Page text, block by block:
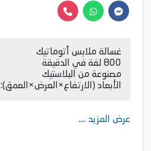
غسالة ملابس أتوماتيك
800 لفة في الدقيقة
مصنوعة من البلاستيك
الأبعاد (الارتفاع×العرض×العمق): 92 × 60 × 60 سم
عرض المزيد ....